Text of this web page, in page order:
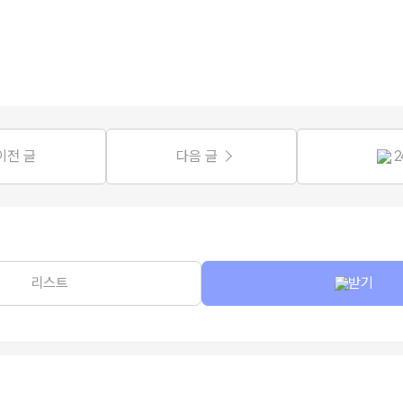
전 글 다음 글
리스트 받기